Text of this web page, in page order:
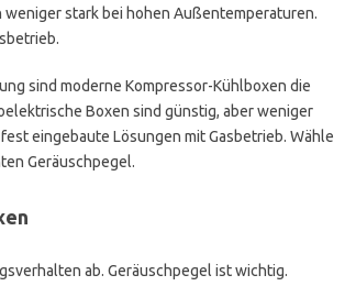
stark bei hohen Außentemperaturen.
sind moderne Kompressor-Kühlboxen die
Boxen sind günstig, aber weniger
eingebaute Lösungen mit Gasbetrieb. Wähle
Geräuschpegel.
ab. Geräuschpegel ist wichtig.